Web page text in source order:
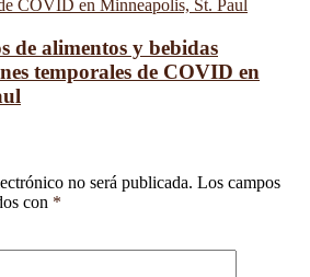
de alimentos y bebidas
temporales de COVID en
no será publicada. Los campos
con *